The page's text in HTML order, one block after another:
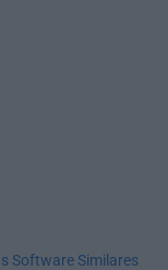
Software Similares